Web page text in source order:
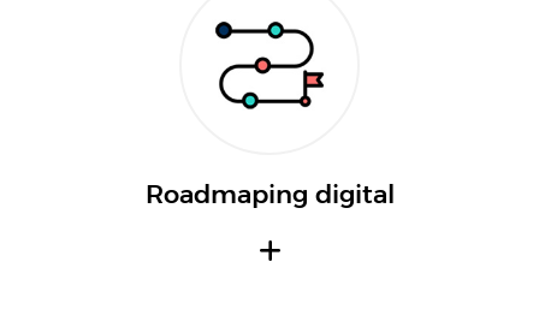
Roadmaping digital